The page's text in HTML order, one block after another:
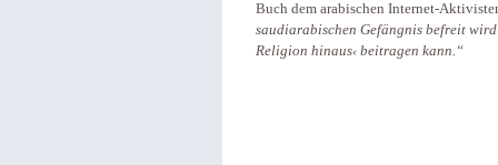
Buch dem arabischen Internet-
saudiarabischen Gefängnis befreit
Religion hinaus‹ beitragen kann.“